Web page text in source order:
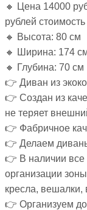
🔸 Цена 14000
рублей
🔸 Высота: 80 см
🔸 Ширина: 174
🔸 Глубина: 70 см
👉 Диван из
👉 Создан из
не теряет
👉 Фабричное
👉 Делаем
👉 В наличии
организации
кресла,
👉 Организуем